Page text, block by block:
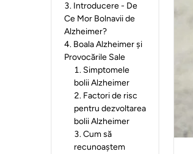
3. Introducere - De
Ce Mor Bolnavii de
Alzheimer?
4. Boala Alzheimer și
Provocările Sale
1. Simptomele
bolii Alzheimer
2. Factori de risc
pentru dezvoltarea
bolii Alzheimer
3.Cum să
recunoaștem